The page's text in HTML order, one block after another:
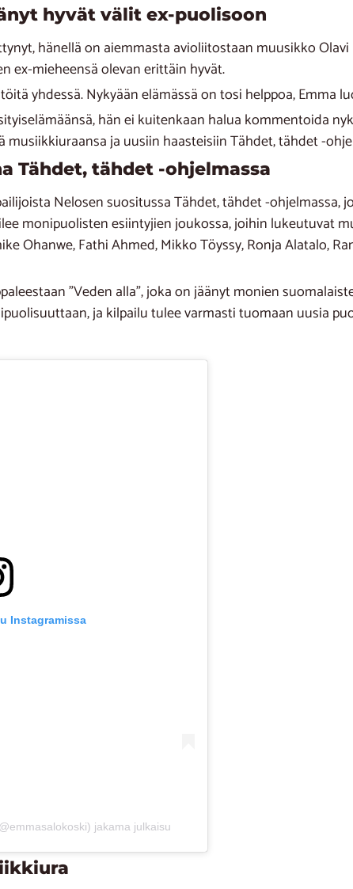
hyvät välit ex-puolisoon
hänellä on aiemmasta avioliitostaan muusikko
ex-mieheensä olevan erittäin hyvät.
yhdessä. Nykyään elämässä on tosi helppoa, Emma
hän ei kuitenkaan halua kommentoida
ja uusiin haasteisiin Tähdet, tähdet -
Tähdet, tähdet -ohjelmassa
Nelosen suositussa Tähdet, tähdet -ohjelmassa,
monipuolisten esiintyjien joukossa, joihin lukeutuvat
Ohanwe, Fathi Ahmed, Mikko Töyssy, Ronja Alatalo,
”Veden alla”, joka on jäänyt monien
ja kilpailu tulee varmasti tuomaan uusia
Instagramissa
jakama julkaisu